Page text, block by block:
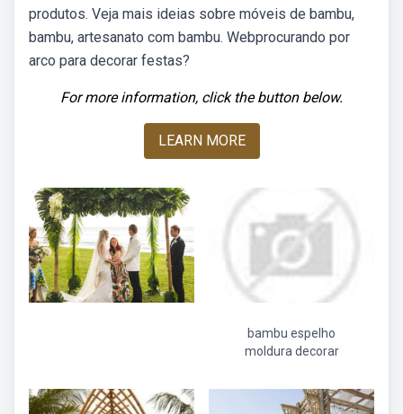
produtos. Veja mais ideias sobre móveis de bambu,
bambu, artesanato com bambu. Webprocurando por
arco para decorar festas?
For more information, click the button below.
LEARN MORE
bambu espelho
moldura decorar